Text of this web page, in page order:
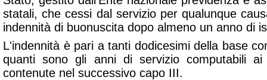
statali, che cessi dal servizio per qualunque
indennità di buonuscita dopo almeno un anno di
L'indennità è pari a tanti dodicesimi della base
quanti sono gli anni di servizio computabili ai
contenute nel successivo capo III.